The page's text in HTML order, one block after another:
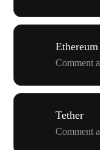
Ethereum
Comment
Tether
Comment